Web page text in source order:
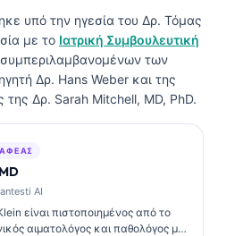
υπό την ηγεσία του Δρ. Τόμας
με το Ιατρική Συμβουλευτική
των
Δρ. Hans Weber και της
της Δρ. Sarah Mitchell, MD, PhD.
AI
είναι πιστοποιημένος από το
αιματολόγος και παθολόγος με